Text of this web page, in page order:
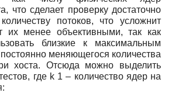
что сделает проверку достаточно
потоков, что усложнит
их менее объективными, так как
близкие к максимальным
меняющегося количества
хоста. Отсюда можно выделить
где k 1 – количество ядер на